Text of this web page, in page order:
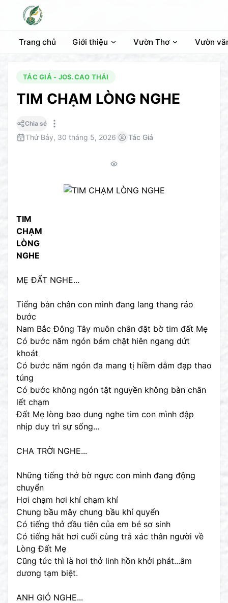
Trang chủ Giới thiệu Vườn Thơ Vườn
TÁC GIẢ - JOS.CAO THÁI
TIM CHẠM LÒNG NGHE
Chia sẻ
Thứ Bảy, 30 tháng 5, 2026 Tác Giả
TIM
CHẠM
LÒNG
NGHE
MẸ ĐẤT NGHE...
Tiếng bàn chân con mình đang lang thang rảo
bước
Nam Bắc Đông Tây muôn chân đặt bờ tim đất Mẹ
Có bước năm ngón bám chặt hiên ngang dứt
khoát
Có bước năm ngón đa mang tị hiềm dẫm đạp thao
túng
Có bước không ngón tật nguyền không bàn chân
lết chạm
Đất Mẹ lòng bao dung nghe tim con mình đập
nhịp duy trì sự sống...
CHA TRỜI NGHE...
Những tiếng thở bờ ngực con mình đang động
chuyển
Hơi chạm hơi khí chạm khí
Chung bầu mây chung bầu khí quyển
Có tiếng thở đầu tiên của em bé sơ sinh
Có tiếng hắt hơi cuối cùng trả xác thân người về
Lòng Đất Mẹ
Cũng tức thì là hơi thở linh hồn khởi phát...âm
dương tạm biệt.
ANH GIÓ NGHE...